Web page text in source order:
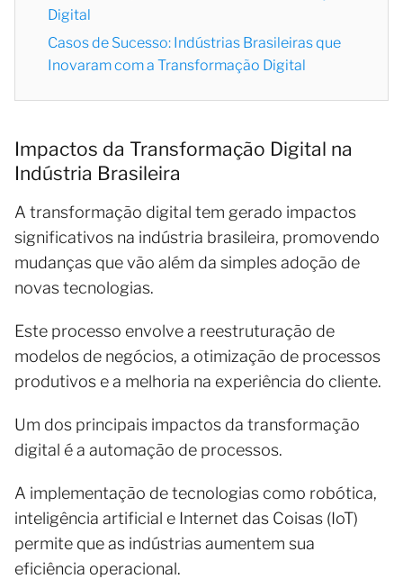
Digital
Casos de Sucesso: Indústrias Brasileiras que
Inovaram com a Transformação Digital
Impactos da Transformação Digital na
Indústria Brasileira
A transformação digital tem gerado impactos
significativos na indústria brasileira, promovendo
mudanças que vão além da simples adoção de
novas tecnologias.
Este processo envolve a reestruturação de
modelos de negócios, a otimização de processos
produtivos e a melhoria na experiência do cliente.
Um dos principais impactos da transformação
digital é a automação de processos.
A implementação de tecnologias como robótica,
inteligência artificial e Internet das Coisas (IoT)
permite que as indústrias aumentem sua
eficiência operacional.